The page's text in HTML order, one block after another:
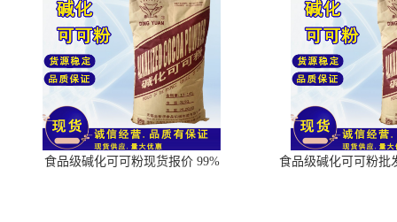
食品级碱化可可粉现货报价 99% 食品级碱化可可粉批